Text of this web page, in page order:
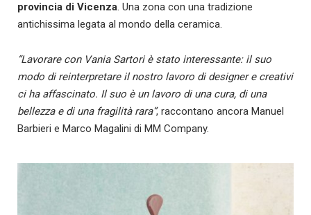
provincia di Vicenza. Una zona con una tradizione
antichissima legata al mondo della ceramica.
“Lavorare con Vania Sartori è stato interessante: il suo
modo di reinterpretare il nostro lavoro di designer e creativi
ci ha affascinato. Il suo è un lavoro di una cura, di una
bellezza e di una fragilità rara”, raccontano ancora Manuel
Barbieri e Marco Magalini di MM Company.